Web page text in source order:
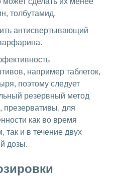
толбутамид.
антисвертывающий
например таблеток,
поэтому следует
резервный метод
презервативы, для
как во время
так и в течение двух
дозы.